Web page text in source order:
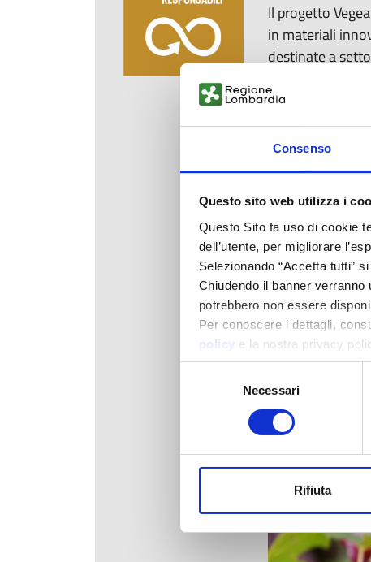
Consenso
Questo sito web utilizza i
Questo Sito fa uso di cookie
dell’utente, per migliorare
Selezionando “Accetta tutti”
Chiudendo il banner
potrebbero non essere
Per conoscere i dettagli,
policy e la nostra privacy
Necessari
Rifiuta
Il progetto
in materiali
destinate a
L’obiettivo è
trasformano in
rivestimenti per
riducendo
settori ad alto
brand
produttivi